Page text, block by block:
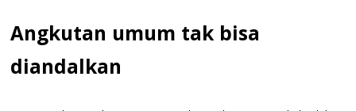
Angkutan umum tak bisa
diandalkan